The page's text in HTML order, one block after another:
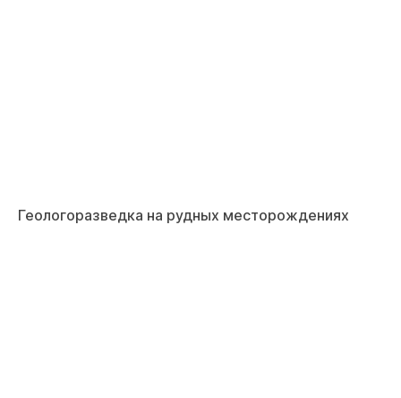
Геологоразведка на рудных месторождениях